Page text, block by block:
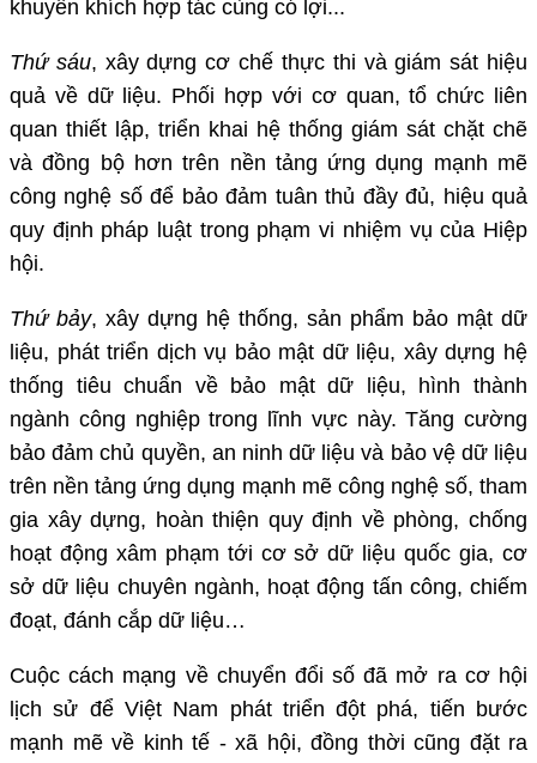
khuyến khích hợp tác cùng có lợi...
Thứ sáu, xây dựng cơ chế thực thi và giám sát hiệu
quả về dữ liệu. Phối hợp với cơ quan, tổ chức liên
quan thiết lập, triển khai hệ thống giám sát chặt chẽ
và đồng bộ hơn trên nền tảng ứng dụng mạnh mẽ
công nghệ số để bảo đảm tuân thủ đầy đủ, hiệu quả
quy định pháp luật trong phạm vi nhiệm vụ của Hiệp
hội.
Thứ bảy, xây dựng hệ thống, sản phẩm bảo mật dữ
liệu, phát triển dịch vụ bảo mật dữ liệu, xây dựng hệ
thống tiêu chuẩn về bảo mật dữ liệu, hình thành
ngành công nghiệp trong lĩnh vực này. Tăng cường
bảo đảm chủ quyền, an ninh dữ liệu và bảo vệ dữ liệu
trên nền tảng ứng dụng mạnh mẽ công nghệ số, tham
gia xây dựng, hoàn thiện quy định về phòng, chống
hoạt động xâm phạm tới cơ sở dữ liệu quốc gia, cơ
sở dữ liệu chuyên ngành, hoạt động tấn công, chiếm
đoạt, đánh cắp dữ liệu…
Cuộc cách mạng về chuyển đổi số đã mở ra cơ hội
lịch sử để Việt Nam phát triển đột phá, tiến bước
mạnh mẽ về kinh tế - xã hội, đồng thời cũng đặt ra